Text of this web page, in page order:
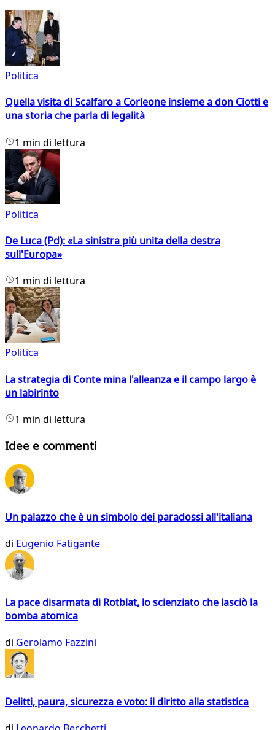
Politica
Quella visita di Scalfaro a Corleone insieme a don Ciotti e
una storia che parla di legalità
1 min di lettura
Politica
De Luca (Pd): «La sinistra più unita della destra
sull'Europa»
1 min di lettura
Politica
La strategia di Conte mina l'alleanza e il campo largo è
un labirinto
1 min di lettura
Idee e commenti
Un palazzo che è un simbolo dei paradossi all'italiana
di Eugenio Fatigante
La pace disarmata di Rotblat, lo scienziato che lasciò la
bomba atomica
di Gerolamo Fazzini
Delitti, paura, sicurezza e voto: il diritto alla statistica